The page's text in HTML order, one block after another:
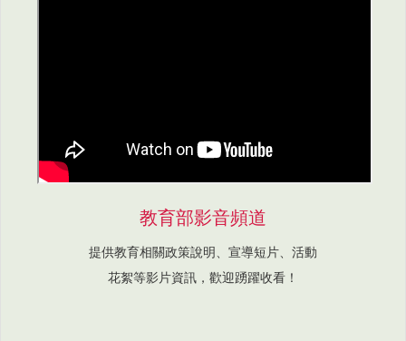
教育部影音頻道
提供教育相關政策說明、宣導短片、活動
花絮等影片資訊，歡迎踴躍收看！